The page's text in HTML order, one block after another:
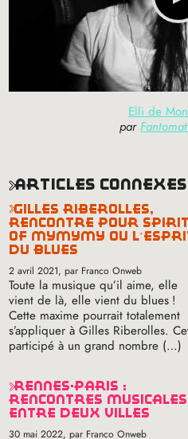
Elli de Mon
par
articles connexes
gilles riberolles,
rencontre pour spirit
of mymymy ou
du blues
2 avril 2021, par Franco Onweb
Toute la musique qu’il aime, elle
vient de là, elle vient du blues !
Cette maxime pourrait totalement
s’appliquer à Gilles Riberolles.
participé à un grand nombre (…)
rennes-paris :
rencontres musicales
entre deux villes
30 mai 2022, par Franco Onweb